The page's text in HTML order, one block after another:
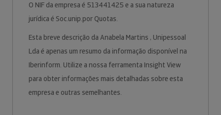
O NIF da empresa é 513441425 e a sua natureza
jurídica é Soc.unip.por Quotas.
Esta breve descrição da Anabela Martins , Unipessoal
Lda é apenas um resumo da informação disponível na
Iberinform. Utilize a nossa ferramenta Insight View
para obter informações mais detalhadas sobre esta
empresa e outras semelhantes.